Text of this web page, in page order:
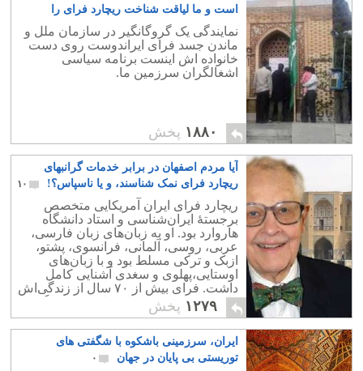
است و ما لیاقت شناخت ریچارد فرای را
نداریم…
نمایندگی یک گروگانگیر در سازمان ملل و
ماندن جسد فرای ایراندوست روی دست
خانواده اش اینست برنامه سیاسی
اشغالگران سرزمین ما.
۱۸۸۰ پخش
آیا مردم اصفهان در برابر خدمات گرانبهای
ریچارد فرای نمک شناسند، و یا ناسپاس؟!
۱۰
ریچارد فرای ایران آمریکایی متخصص
برجستهٔ ایران‌شناسی و استاد دانشگاه
هاروارد بود. او به زبان‌های زبان فارسی،
عربی، روسی، آلمانی، فرانسوی، پشتو،
ازبک و ترکی مسلط بود و با زبان‌های
اوستایی،پهلوی و سغدی آشنایی کامل
داشت. فرای بیش از ۷۰ سال از زندگی‌اش
را صرف پژوهش درباره تاریخ و فرهنگ
فلات ایران کرد
۱۲۷۹ پخش
ایران، سرزمینی باشکوه با شگفتی های
توریستی بی پایان در جهان
۰